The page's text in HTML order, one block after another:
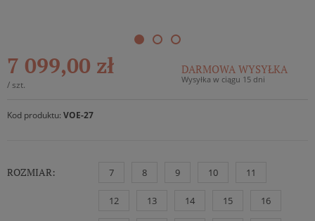
7 099,00 zł
/ szt.
DARMOWA WYSYŁKA
Wysyłka w ciągu 15 dni
Kod produktu: VOE-27
ROZMIAR: 7 8 9 10 11
12 13 14 15 16